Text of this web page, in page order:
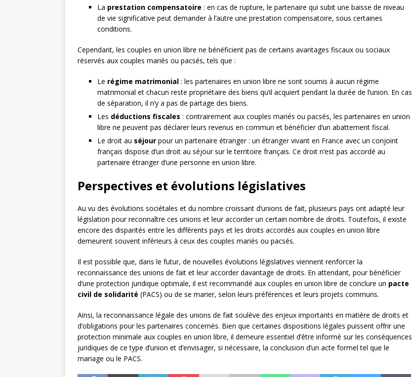
La prestation compensatoire : en cas de rupture, le partenaire qui subit une baisse de niveau
de vie significative peut demander à l’autre une prestation compensatoire, sous certaines
conditions.
Cependant, les couples en union libre ne bénéficient pas de certains avantages fiscaux ou sociaux
réservés aux couples mariés ou pacsés, tels que :
Le régime matrimonial : les partenaires en union libre ne sont soumis à aucun régime
matrimonial et chacun reste propriétaire des biens qu’il acquiert pendant la durée de l’union. En cas
de séparation, il n’y a pas de partage des biens.
Les déductions fiscales : contrairement aux couples mariés ou pacsés, les partenaires en union
libre ne peuvent pas déclarer leurs revenus en commun et bénéficier d’un abattement fiscal.
Le droit au séjour pour un partenaire étranger : un étranger vivant en France avec un conjoint
français dispose d’un droit au séjour sur le territoire français. Ce droit n’est pas accordé au
partenaire étranger d’une personne en union libre.
Perspectives et évolutions législatives
Au vu des évolutions sociétales et du nombre croissant d’unions de fait, plusieurs pays ont adapté leur
législation pour reconnaître ces unions et leur accorder un certain nombre de droits. Toutefois, il existe
encore des disparités entre les différents pays et les droits accordés aux couples en union libre
demeurent souvent inférieurs à ceux des couples mariés ou pacsés.
Il est possible que, dans le futur, de nouvelles évolutions législatives viennent renforcer la
reconnaissance des unions de fait et leur accorder davantage de droits. En attendant, pour bénéficier
d’une protection juridique optimale, il est recommandé aux couples en union libre de conclure un pacte
civil de solidarité (PACS) ou de se marier, selon leurs préférences et leurs projets communs.
Ainsi, la reconnaissance légale des unions de fait soulève des enjeux importants en matière de droits et
d’obligations pour les partenaires concernés. Bien que certaines dispositions légales puissent offrir une
protection minimale aux couples en union libre, il demeure essentiel d’être informé sur les conséquences
juridiques de ce type d’union et d’envisager, si nécessaire, la conclusion d’un acte formel tel que le
mariage ou le PACS.